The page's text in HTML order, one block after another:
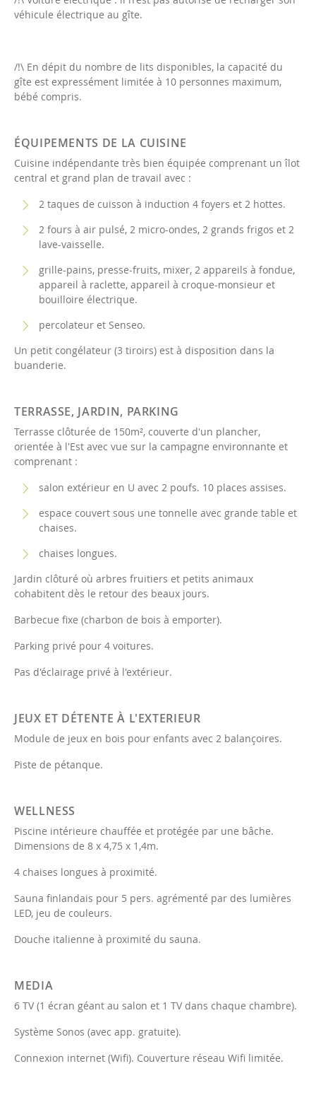
véhicule électrique au gîte.
/!\ En dépit du nombre de lits disponibles, la capacité du
gîte est expressément limitée à 10 personnes maximum,
bébé compris.
ÉQUIPEMENTS DE LA CUISINE
Cuisine indépendante très bien équipée comprenant un îlot
central et grand plan de travail avec :
2 taques de cuisson à induction 4 foyers et 2 hottes.
2 fours à air pulsé, 2 micro-ondes, 2 grands frigos et 2
lave-vaisselle.
grille-pains, presse-fruits, mixer, 2 appareils à fondue,
appareil à raclette, appareil à croque-monsieur et
bouilloire électrique.
percolateur et Senseo.
Un petit congélateur (3 tiroirs) est à disposition dans la
buanderie.
TERRASSE, JARDIN, PARKING
Terrasse clôturée de 150m², couverte d'un plancher,
orientée à l'Est avec vue sur la campagne environnante et
comprenant :
salon extérieur en U avec 2 poufs. 10 places assises.
espace couvert sous une tonnelle avec grande table et
chaises.
chaises longues.
Jardin clôturé où arbres fruitiers et petits animaux
cohabitent dès le retour des beaux jours.
Barbecue fixe (charbon de bois à emporter).
Parking privé pour 4 voitures.
Pas d'éclairage privé à l'extérieur.
JEUX ET DÉTENTE À L'EXTERIEUR
Module de jeux en bois pour enfants avec 2 balançoires.
Piste de pétanque.
WELLNESS
Piscine intérieure chauffée et protégée par une bâche.
Dimensions de 8 x 4,75 x 1,4m.
4 chaises longues à proximité.
Sauna finlandais pour 5 pers. agrémenté par des lumières
LED, jeu de couleurs.
Douche italienne à proximité du sauna.
MEDIA
6 TV (1 écran géant au salon et 1 TV dans chaque chambre).
Système Sonos (avec app. gratuite).
Connexion internet (Wifi). Couverture réseau Wifi limitée.